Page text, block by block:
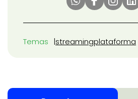
Temas streamingplataforma